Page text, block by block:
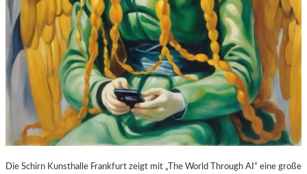
Die Schirn Kunsthalle Frankfurt zeigt mit „The World Through AI“ eine große